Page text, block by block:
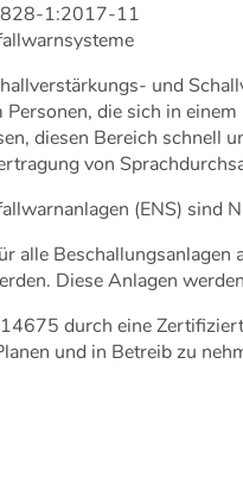
1:2017-11
und
die sich in
diesen Bereich schnell
von
(ENS) sind
alle Beschallungsanlagen
Diese Anlagen werden
durch eine
und in Betreib zu